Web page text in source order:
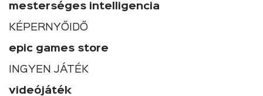
mesterséges intelligencia
KÉPERNYŐIDŐ
epic games store
INGYEN JÁTÉK
videójáték